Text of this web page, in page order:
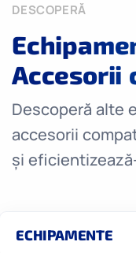
DESCOPERĂ
Accesorii
Descoperă alte
accesorii
și
ECHIPAMENTE